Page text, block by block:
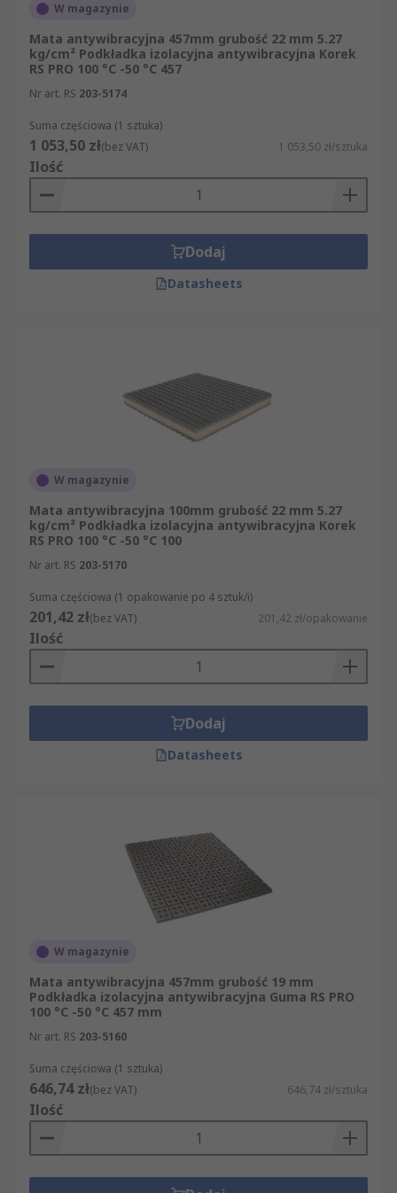
W magazynie
Mata antywibracyjna 457mm grubość 22 mm 5.27
kg/cm² Podkładka izolacyjna antywibracyjna Korek
RS PRO 100 °C -50 °C 457
Nr art. RS 203-5174
Suma częściowa (1 sztuka)
1 053,50 zł(bez VAT) 1 053,50 zł/sztuka
Ilość
Dodaj
Datasheets
W magazynie
Mata antywibracyjna 100mm grubość 22 mm 5.27
kg/cm² Podkładka izolacyjna antywibracyjna Korek
RS PRO 100 °C -50 °C 100
Nr art. RS 203-5170
Suma częściowa (1 opakowanie po 4 sztuk/i)
201,42 zł(bez VAT) 201,42 zł/opakowanie
Ilość
Dodaj
Datasheets
W magazynie
Mata antywibracyjna 457mm grubość 19 mm
Podkładka izolacyjna antywibracyjna Guma RS PRO
100 °C -50 °C 457 mm
Nr art. RS 203-5160
Suma częściowa (1 sztuka)
646,74 zł(bez VAT) 646,74 zł/sztuka
Ilość